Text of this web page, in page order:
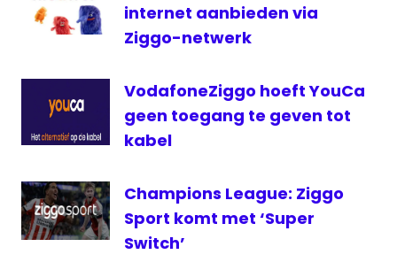
internet aanbieden via
Ziggo-netwerk
VodafoneZiggo hoeft YouCa
geen toegang te geven tot
kabel
Champions League: Ziggo
Sport komt met ‘Super
Switch’